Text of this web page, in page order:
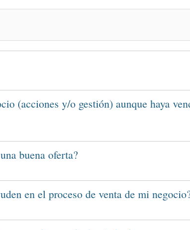
(acciones y/o gestión) aunque haya
buena oferta?
en el proceso de venta de mi